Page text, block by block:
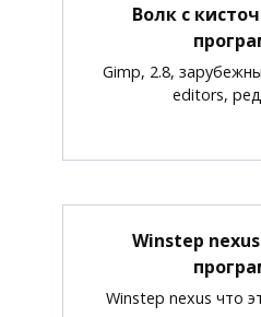
Волк с
Gimp, 2.8,
editors,
Winstep
Winstep nexus что